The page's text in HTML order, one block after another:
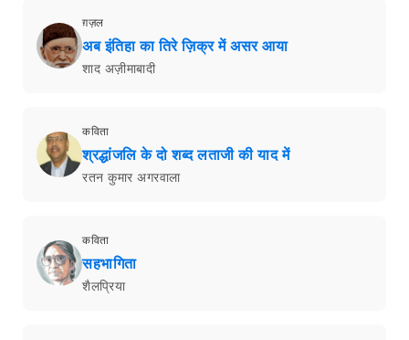
ग़ज़ल
अब इंतिहा का तिरे ज़िक्र में असर आया
शाद अज़ीमाबादी
कविता
श्रद्धांजलि के दो शब्द लताजी की याद में
रतन कुमार अगरवाला
कविता
सहभागिता
शैलप्रिया